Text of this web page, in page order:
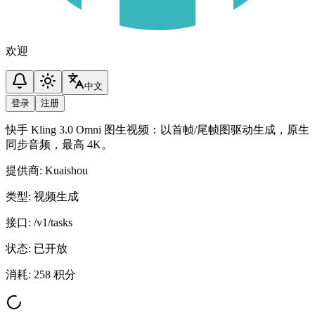
欢迎
中文
登录
注册
快手 Kling 3.0 Omni 图生视频：以首帧/尾帧图驱动生成，原生
同步音频，最高 4K。
提供商: Kuaishou
类型: 视频生成
接口: /v1/tasks
状态: 已开放
消耗: 258 积分